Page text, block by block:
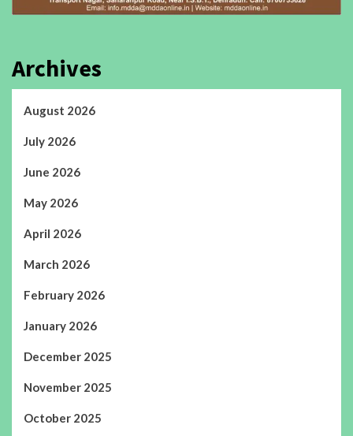
Archives
August 2026
July 2026
June 2026
May 2026
April 2026
March 2026
February 2026
January 2026
December 2025
November 2025
October 2025